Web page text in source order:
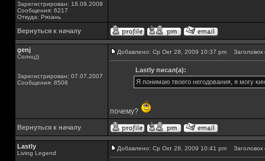
Зарегистрирован: 18.09.2008
Сообщения: 6217
Откуда: Рязань
Вернуться к началу
genj
Солнц))
Зарегистрирован: 07.07.2007
Сообщения: 8506
Добавлено: Ср Окт 28, 2009 10:37 pm Заголовок
Lastly писал(а):
Я понимаю твоего негодования, я могу
почему?
Вернуться к началу
Lastly
Living Legend
Добавлено: Ср Окт 28, 2009 10:41 pm Заголовок